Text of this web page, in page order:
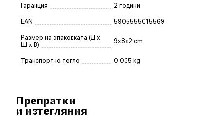
Гаранция 2 години
EAN 5905555015569
Размер на опаковката (Д x
Ш x В)
9x8x2 cm
Транспортно тегло 0.035 kg
Препратки
и изтегляния